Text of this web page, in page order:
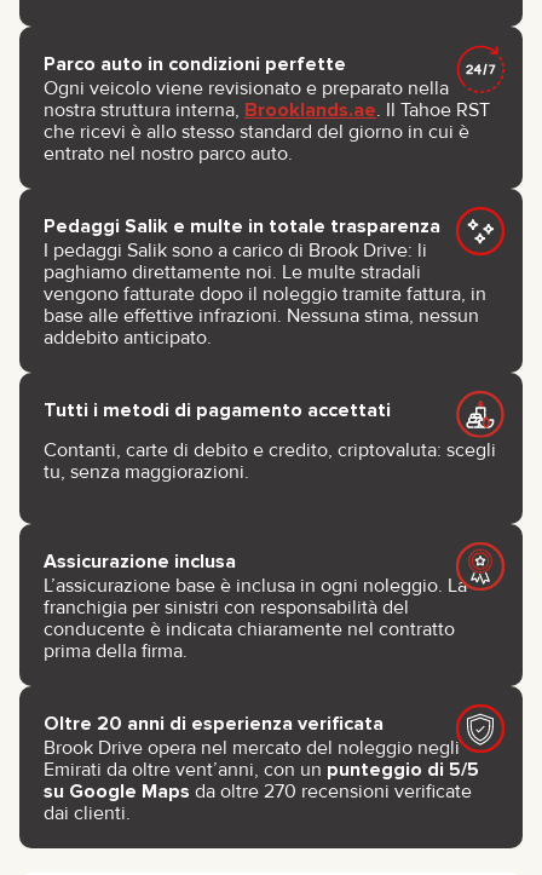
Parco auto in condizioni perfette
Ogni veicolo viene revisionato e preparato nella
nostra struttura interna, Brooklands.ae. Il Tahoe RST
che ricevi è allo stesso standard del giorno in cui è
entrato nel nostro parco auto.
Pedaggi Salik e multe in totale trasparenza
I pedaggi Salik sono a carico di Brook Drive: li
paghiamo direttamente noi. Le multe stradali
vengono fatturate dopo il noleggio tramite fattura, in
base alle effettive infrazioni. Nessuna stima, nessun
addebito anticipato.
Tutti i metodi di pagamento accettati
Contanti, carte di debito e credito, criptovaluta: scegli
tu, senza maggiorazioni.
Assicurazione inclusa
L’assicurazione base è inclusa in ogni noleggio. La
franchigia per sinistri con responsabilità del
conducente è indicata chiaramente nel contratto
prima della firma.
Oltre 20 anni di esperienza verificata
Brook Drive opera nel mercato del noleggio negli
Emirati da oltre vent’anni, con un punteggio di 5/5
su Google Maps da oltre 270 recensioni verificate
dai clienti.